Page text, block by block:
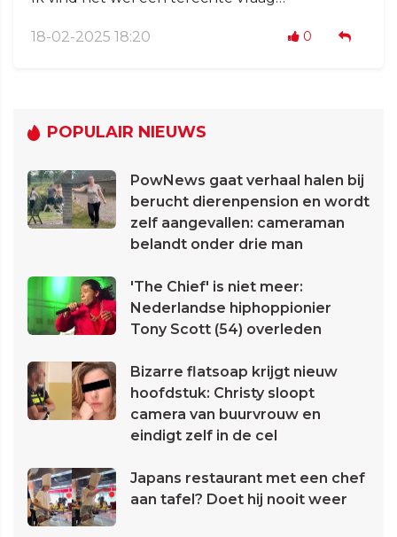
18-02-2025 18:20 0
POPULAIR NIEUWS
PowNews gaat verhaal halen bij
berucht dierenpension en wordt
zelf aangevallen: cameraman
belandt onder drie man
'The Chief' is niet meer:
Nederlandse hiphoppionier
Tony Scott (54) overleden
Bizarre flatsoap krijgt nieuw
hoofdstuk: Christy sloopt
camera van buurvrouw en
eindigt zelf in de cel
Japans restaurant met een chef
aan tafel? Doet hij nooit weer